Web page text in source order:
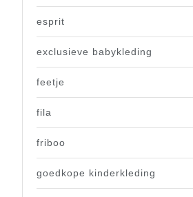
esprit
exclusieve babykleding
feetje
fila
friboo
goedkope kinderkleding